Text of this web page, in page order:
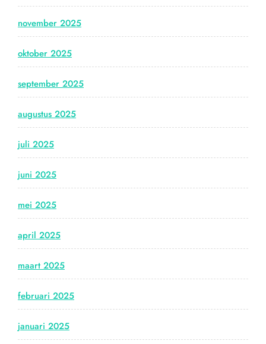
november 2025
oktober 2025
september 2025
augustus 2025
juli 2025
juni 2025
mei 2025
april 2025
maart 2025
februari 2025
januari 2025